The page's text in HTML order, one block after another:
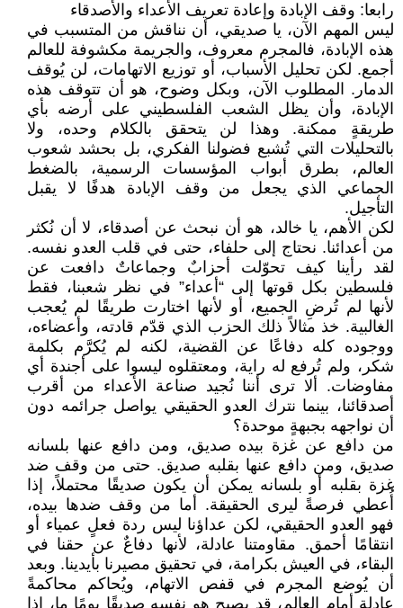
رابعا: وقف الإبادة وإعادة تعريف الأعداء والأصدقاء
ليس المهم الآن، يا صديقي، أن نناقش من المتسبب في
هذه الإبادة، فالمجرم معروف، والجريمة مكشوفة للعالم
أجمع. لكن تحليل الأسباب، أو توزيع الاتهامات، لن يُوقف
الدمار. المطلوب الآن، وبكل وضوح، هو أن تتوقف هذه
الإبادة، وأن يظل الشعب الفلسطيني على أرضه بأي
طريقةٍ ممكنة. وهذا لن يتحقق بالكلام وحده، ولا
بالتحليلات التي تُشبع فضولنا الفكري، بل بحشد شعوب
العالم، بطرق أبواب المؤسسات الرسمية، بالضغط
الجماعي الذي يجعل من وقف الإبادة هدفًا لا يقبل
التأجيل.
لكن الأهم، يا خالد، هو أن نبحث عن أصدقاء، لا أن نُكثر
من أعدائنا. نحتاج إلى حلفاء، حتى في قلب العدو نفسه.
لقد رأينا كيف تحوّلت أحزابٌ وجماعاتٌ دافعت عن
فلسطين بكل قوتها إلى “أعداء” في نظر شعبنا، فقط
لأنها لم تُرضِ الجميع، أو لأنها اختارت طريقًا لم يُعجب
الغالبية. خذ مثالاً ذلك الحزب الذي قدّم قادته، وأعضاءه،
ووجوده كله دفاعًا عن القضية، لكنه لم يُكرَّم بكلمة
شكر، ولم تُرفع له راية، ومعتقلوه ليسوا على أجندة أي
مفاوضات. ألا ترى أننا نُجيد صناعة الأعداء من أقرب
أصدقائنا، بينما نترك العدو الحقيقي يواصل جرائمه دون
أن نواجهه بجبهةٍ موحدة؟
من دافع عن غزة بيده صديق، ومن دافع عنها بلسانه
صديق، ومن دافع عنها بقلبه صديق. حتى من وقف ضد
غزة بقلبه أو بلسانه يمكن أن يكون صديقًا محتملاً، إذا
أُعطي فرصةً ليرى الحقيقة. أما من وقف ضدها بيده،
فهو العدو الحقيقي، لكن عداؤنا ليس ردة فعلٍ عمياء أو
انتقامًا أحمق. مقاومتنا عادلة، لأنها دفاعٌ عن حقنا في
البقاء، في العيش بكرامة، في تحقيق مصيرنا بأيدينا. وبعد
أن يُوضع المجرم في قفص الاتهام، ويُحاكم محاكمةً
عادلة أمام العالم، قد يصبح هو نفسه صديقًا يومًا ما، إذا